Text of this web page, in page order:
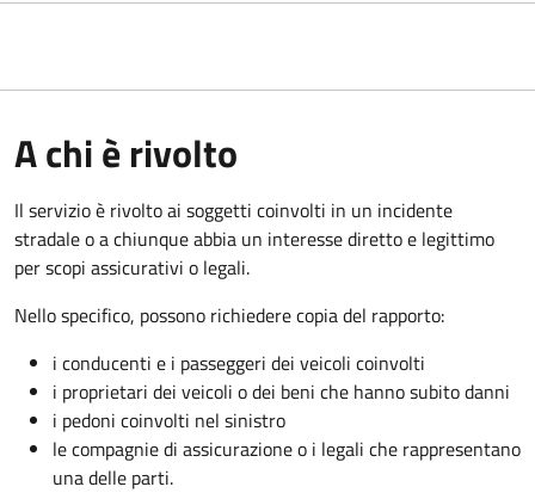
A chi è rivolto
Il servizio è rivolto ai soggetti coinvolti in un incidente
stradale o a chiunque abbia un interesse diretto e legittimo
per scopi assicurativi o legali.
Nello specifico, possono richiedere copia del rapporto:
i conducenti e i passeggeri dei veicoli coinvolti
i proprietari dei veicoli o dei beni che hanno subito danni
i pedoni coinvolti nel sinistro
le compagnie di assicurazione o i legali che rappresentano
una delle parti.